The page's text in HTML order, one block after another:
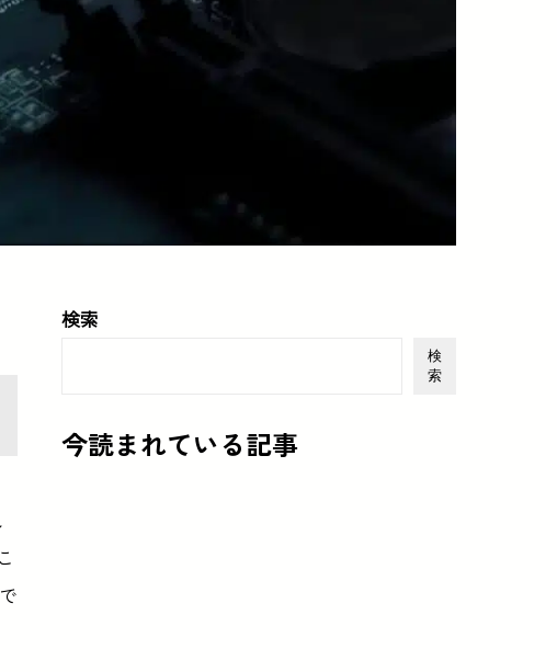
検索
検
索
今読まれている記事